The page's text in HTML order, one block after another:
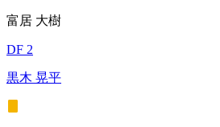
富居 大樹
DF 2
黒木 晃平